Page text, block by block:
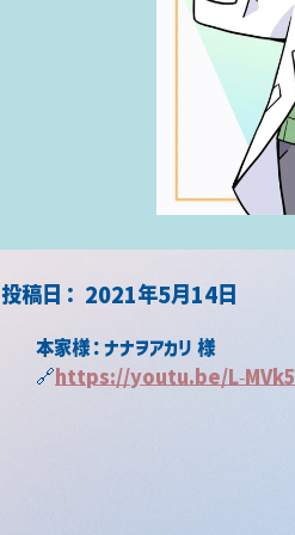
2021年5月14日
​投稿日：
本家様：ナナヲアカリ 様
🔗https://youtu.be/L-